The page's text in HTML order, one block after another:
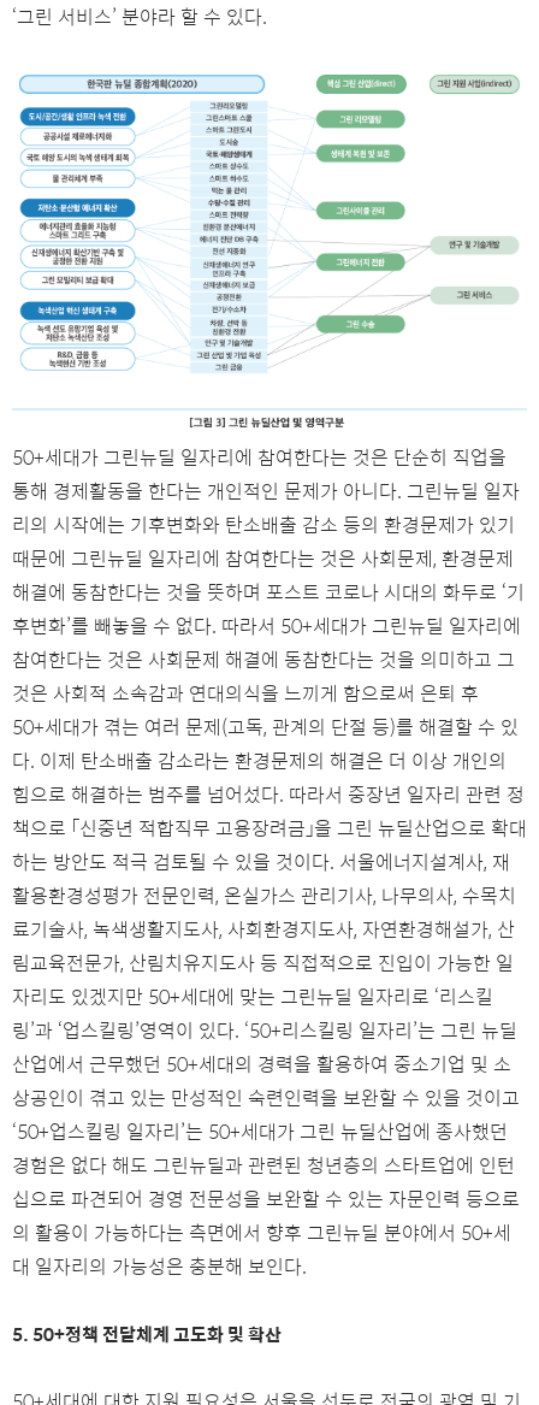
‘그린 서비스’ 분야라 할 수 있다.
50+세대가 그린뉴딜 일자리에 참여한다는 것은 단순히 직업을
통해 경제활동을 한다는 개인적인 문제가 아니다. 그린뉴딜 일자
리의 시작에는 기후변화와 탄소배출 감소 등의 환경문제가 있기
때문에 그린뉴딜 일자리에 참여한다는 것은 사회문제, 환경문제
해결에 동참한다는 것을 뜻하며 포스트 코로나 시대의 화두로 ‘기
후변화’를 빼놓을 수 없다. 따라서 50+세대가 그린뉴딜 일자리에
참여한다는 것은 사회문제 해결에 동참한다는 것을 의미하고 그
것은 사회적 소속감과 연대의식을 느끼게 함으로써 은퇴 후
50+세대가 겪는 여러 문제(고독, 관계의 단절 등)를 해결할 수 있
다. 이제 탄소배출 감소라는 환경문제의 해결은 더 이상 개인의
힘으로 해결하는 범주를 넘어섰다. 따라서 중장년 일자리 관련 정
책으로 「신중년 적합직무 고용장려금」을 그린 뉴딜산업으로 확대
하는 방안도 적극 검토될 수 있을 것이다. 서울에너지설계사, 재
활용환경성평가 전문인력, 온실가스 관리기사, 나무의사, 수목치
료기술사, 녹색생활지도사, 사회환경지도사, 자연환경해설가, 산
림교육전문가, 산림치유지도사 등 직접적으로 진입이 가능한 일
자리도 있겠지만 50+세대에 맞는 그린뉴딜 일자리로 ‘리스킬
링’과 ‘업스킬링’영역이 있다. ‘50+리스킬링 일자리’는 그린 뉴딜
산업에서 근무했던 50+세대의 경력을 활용하여 중소기업 및 소
상공인이 겪고 있는 만성적인 숙련인력을 보완할 수 있을 것이고
‘50+업스킬링 일자리’는 50+세대가 그린 뉴딜산업에 종사했던
경험은 없다 해도 그린뉴딜과 관련된 청년층의 스타트업에 인턴
십으로 파견되어 경영 전문성을 보완할 수 있는 자문인력 등으로
의 활용이 가능하다는 측면에서 향후 그린뉴딜 분야에서 50+세
대 일자리의 가능성은 충분해 보인다.
5. 50+정책 전달체계 고도화 및 확산